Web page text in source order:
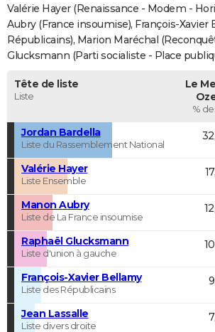
FORUM
Bricolage
Lifestyle
Culture
SportAuto
Television
Voyage
Cinema
Valérie Hayer (Renaissance - Modem -
Aubry (France insoumise), François-Xavier
Républicains), Marion Maréchal
Glucksmann (Parti socialiste - Place
Tête de liste
Liste
Le
%
Jordan Bardella
Liste du Rassemblement National
Valérie Hayer
Liste Ensemble
Manon Aubry
Liste de La France insoumise
Raphaël Glucksmann
Liste d'union à gauche
François-Xavier Bellamy
Liste des Républicains
Jean Lassalle
Liste divers droite